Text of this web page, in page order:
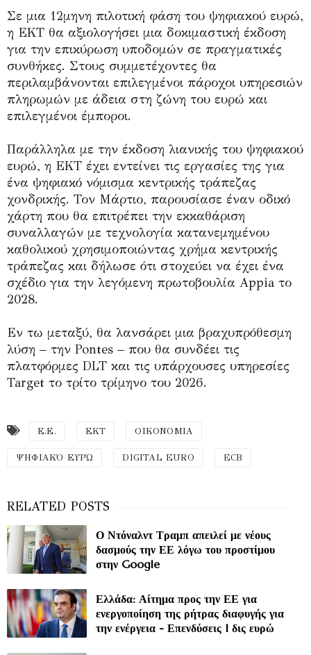
Σε μια 12μηνη πιλοτική φάση του ψηφιακού ευρώ,
η ΕΚΤ θα αξιολογήσει μια δοκιμαστική έκδοση
για την επικύρωση υποδομών σε πραγματικές
συνθήκες. Στους συμμετέχοντες θα
περιλαμβάνονται επιλεγμένοι πάροχοι υπηρεσιών
πληρωμών με άδεια στη ζώνη του ευρώ και
επιλεγμένοι έμποροι.
Παράλληλα με την έκδοση λιανικής του ψηφιακού
ευρώ, η ΕΚΤ έχει εντείνει τις εργασίες της για
ένα ψηφιακό νόμισμα κεντρικής τράπεζας
χονδρικής. Τον Μάρτιο, παρουσίασε έναν οδικό
χάρτη που θα επιτρέπει την εκκαθάριση
συναλλαγών με τεχνολογία κατανεμημένου
καθολικού χρησιμοποιώντας χρήμα κεντρικής
τράπεζας και δήλωσε ότι στοχεύει να έχει ένα
σχέδιο για την λεγόμενη πρωτοβουλία Appia το
2028.
Εν τω μεταξύ, θα λανσάρει μια βραχυπρόθεσμη
λύση – την Pontes – που θα συνδέει τις
πλατφόρμες DLT και τις υπάρχουσες υπηρεσίες
Target το τρίτο τρίμηνο του 2026.
Ε.Ε. ΕΚΤ ΟΙΚΟΝΟΜΙΑ
ΨΗΦΙΑΚΌ ΕΥΡΏ DIGITAL EURO ECB
Ο Ντόναλντ Τραμπ απειλεί με νέους
δασμούς την ΕΕ λόγω του προστίμου
στην Google
Ελλάδα: Αίτημα προς την ΕΕ για
ενεργοποίηση της ρήτρας διαφυγής για
την ενέργεια - Επενδύσεις 1 δις ευρώ